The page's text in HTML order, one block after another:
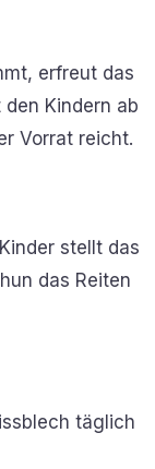
erfreut das
Kindern ab
Vorrat reicht.
stellt das
das Reiten
täglich